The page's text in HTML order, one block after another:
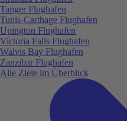
Tanger Flughafen
Tunis-Carthage Flughafen
Upington Flughafen
Victoria Falls Flughafen
Walvis Bay Flughafen
Zanzibar Flughafen
Alle Ziele im Überblick